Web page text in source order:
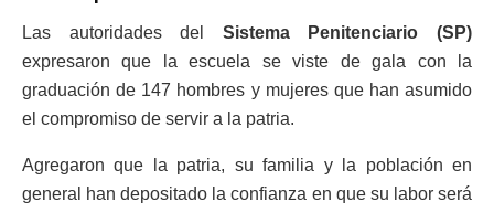
Las autoridades del Sistema Penitenciario (SP)
expresaron que la escuela se viste de gala con la
graduación de 147 hombres y mujeres que han asumido
el compromiso de servir a la patria.
Agregaron que la patria, su familia y la población en
general han depositado la confianza en que su labor será